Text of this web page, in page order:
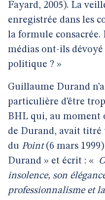
Fayard, 2005). La
enregistrée dans les
la formule consacrée.
médias ont-ils
politique ? »
Guillaume Durand
particulière d’être
BHL qui, au moment
de Durand, avait titré
du Point(6 mars
Durand » et écrit : «
insolence, son
professionnalisme et